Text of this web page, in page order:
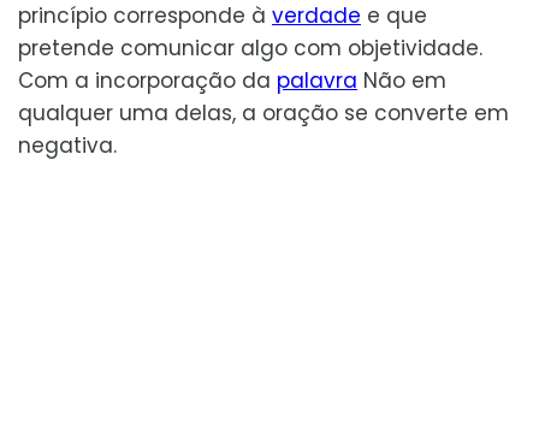
princípio corresponde à verdade e que
pretende comunicar algo com objetividade.
Com a incorporação da palavra Não em
qualquer uma delas, a oração se converte em
negativa.